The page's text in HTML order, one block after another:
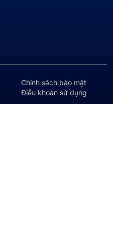
Chính sách bảo mật
Điều khoản sử dụng